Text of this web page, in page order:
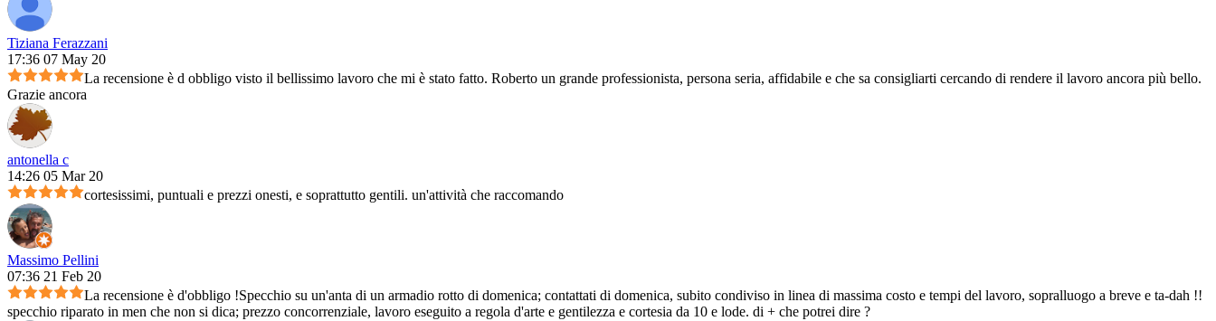
Tiziana Ferazzani
17:36 07 May 20
La recensione è d obbligo visto il bellissimo lavoro che mi è stato fatto. Roberto un grande professionista, persona seria, affidabile e che sa consigliarti cercando di rendere il lavoro ancora più bello.
Grazie ancora
antonella c
14:26 05 Mar 20
cortesissimi, puntuali e prezzi onesti, e soprattutto gentili. un'attività che raccomando
Massimo Pellini
07:36 21 Feb 20
La recensione è d'obbligo !Specchio su un'anta di un armadio rotto di domenica; contattati di domenica, subito condiviso in linea di massima costo e tempi del lavoro, sopralluogo a breve e ta-dah !!
specchio riparato in men che non si dica; prezzo concorrenziale, lavoro eseguito a regola d'arte e gentilezza e cortesia da 10 e lode. di + che potrei dire ?